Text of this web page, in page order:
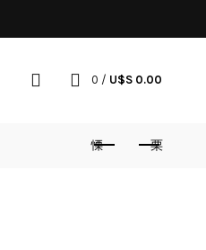
0 / U$S 0.00